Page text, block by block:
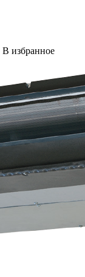
В избранное